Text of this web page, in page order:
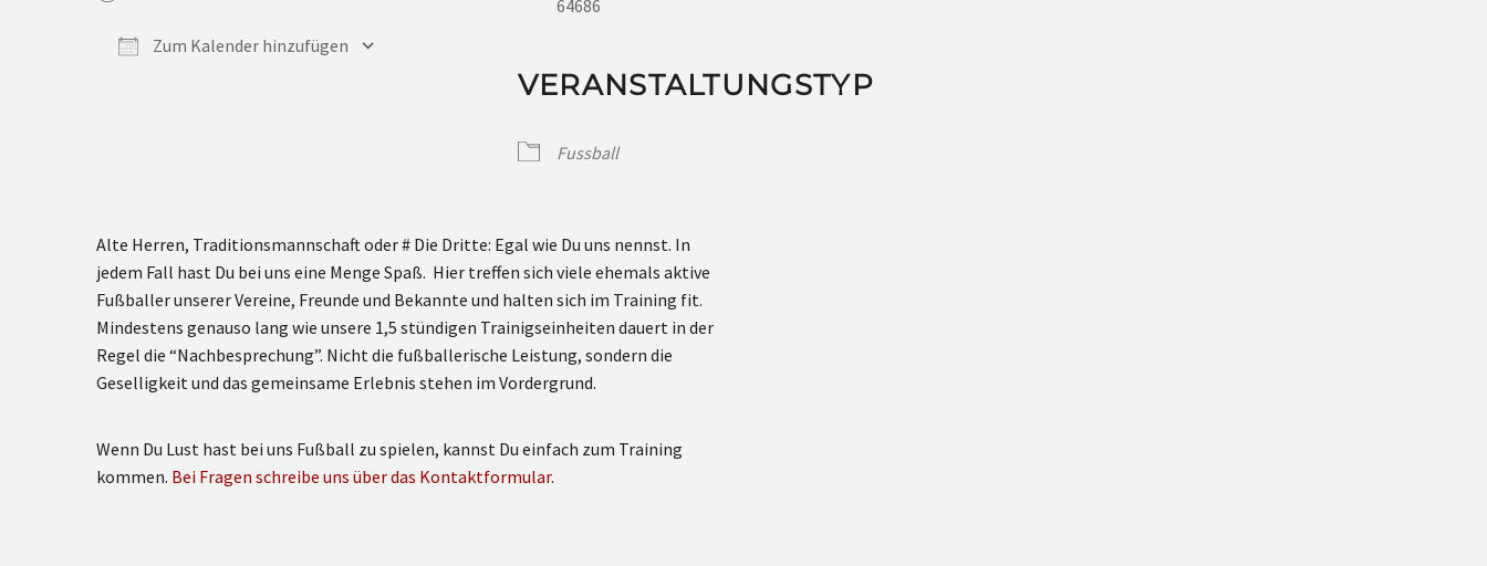
Zum Kalender hinzufügen
64686
VERANSTALTUNGSTYP
Fussball
Alte Herren, Traditionsmannschaft oder # Die Dritte: Egal wie Du uns nennst. In
jedem Fall hast Du bei uns eine Menge Spaß. Hier treffen sich viele ehemals aktive
Fußballer unserer Vereine, Freunde und Bekannte und halten sich im Training fit.
Mindestens genauso lang wie unsere 1,5 stündigen Trainigseinheiten dauert in der
Regel die “Nachbesprechung”. Nicht die fußballerische Leistung, sondern die
Geselligkeit und das gemeinsame Erlebnis stehen im Vordergrund.
Wenn Du Lust hast bei uns Fußball zu spielen, kannst Du einfach zum Training
kommen. Bei Fragen schreibe uns über das Kontaktformular.